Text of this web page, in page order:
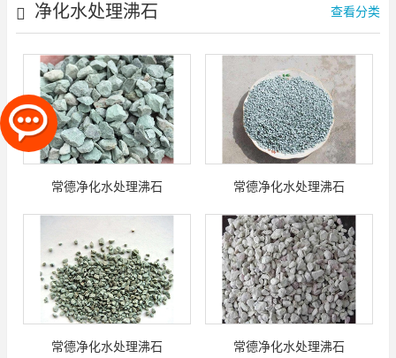
净化水处理沸石 查看分类
常德净化水处理沸石 常德净化水处理沸石
常德净化水处理沸石 常德净化水处理沸石